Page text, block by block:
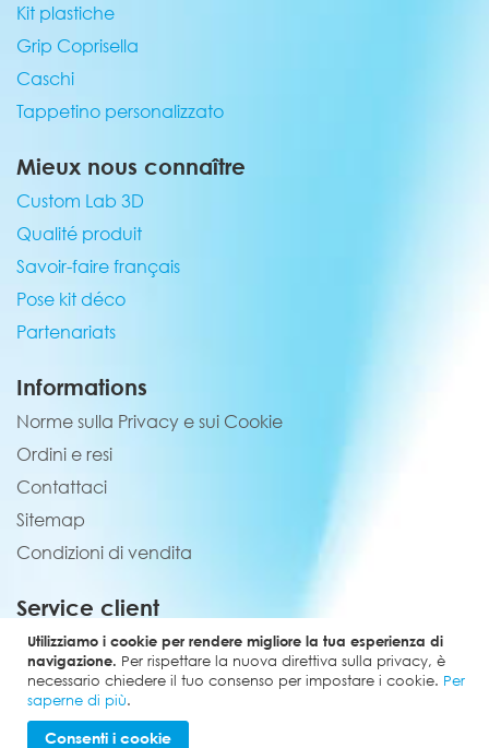
Utilizziamo i cookie per rendere migliore la tua esperienza di
navigazione. Per rispettare la nuova direttiva sulla privacy, è
necessario chiedere il tuo consenso per impostare i cookie. Per
saperne di più.
Consenti i cookie
Kit plastiche
Grip Coprisella
Caschi
Tappetino personalizzato
Mieux nous connaître
Custom Lab 3D
Qualité produit
Savoir-faire français
Pose kit déco
Partenariats
Informations
Norme sulla Privacy e sui Cookie
Ordini e resi
Contattaci
Sitemap
Condizioni di vendita
Service client
02 44 84 90 44
contact@elevenmx.com
5 rue de la garenne 28160 Yèvres